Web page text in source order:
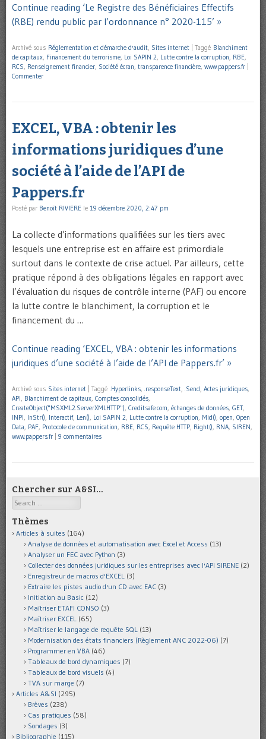
Continue reading ‘Le Registre des Bénéficiaires Effectifs
(RBE) rendu public par l’ordonnance n° 2020-115’ »
Archivé sous Réglementation et démarche d'audit, Sites internet Taggé Blanchiment
de capitaux, Financement du terrorisme, Loi SAPIN 2, Lutte contre la corruption, RBE,
RCS, Renseignement financier, Société écran, transparence financière, www.pappers.fr
Commenter
EXCEL, VBA : obtenir les
informations juridiques d’une
société à l’aide de l’API de
Pappers.fr
Posté par Benoît RIVIERE le 19 décembre 2020, 2:47 pm
La collecte d’informations qualifiées sur les tiers avec
lesquels une entreprise est en affaire est primordiale
surtout dans le contexte de crise actuel. Par ailleurs, cette
pratique répond à des obligations légales en rapport avec
l’évaluation du risques de contrôle interne (PAF) ou encore
la lutte contre le blanchiment, la corruption et le
financement du …
Continue reading ‘EXCEL, VBA : obtenir les informations
juridiques d’une société à l’aide de l’API de Pappers.fr’ »
Archivé sous Sites internet Taggé .Hyperlinks .responseText .Send Actes juridiques
API Blanchiment de capitaux Comptes consolidés
CreateObject("MSXML2.ServerXMLHTTP") Creditsafe.com échanges de données GET
INPI InStr() Interactif, Len() Loi SAPIN 2 Lutte contre la corruption Mid() open Open
Data PAF Protocole de communication RBE RCS Requête HTTP Right() RNA SIREN
www.pappers.fr
9 commentaires
Chercher sur A&SI…
Search
Thèmes
Articles à suites (164)
Analyse de données et automatisation avec Excel et Access (13)
Analyser un FEC avec Python (3)
Collecter des données juridiques sur les entreprises avec l'API SIRENE (2)
Enregistreur de macros d'EXCEL (3)
Extraire les pistes audio d'un CD avec EAC (3)
Initiation au Basic (12)
Maîtriser ETAFI CONSO (3)
Maîtriser EXCEL (65)
Maîtriser le langage de requête SQL (13)
Modernisation des états financiers (Règlement ANC 2022-06) (7)
Programmer en VBA (46)
Tableaux de bord dynamiques (7)
Tableaux de bord visuels (4)
TVA sur marge (7)
Articles A&SI (295)
Brèves (238)
Cas pratiques (58)
Sondages (3)
Bibliographie (115)